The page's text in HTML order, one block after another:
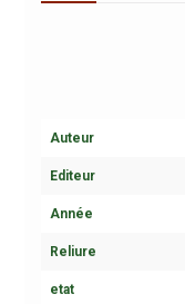
Auteur
Editeur
Année
Reliure
etat